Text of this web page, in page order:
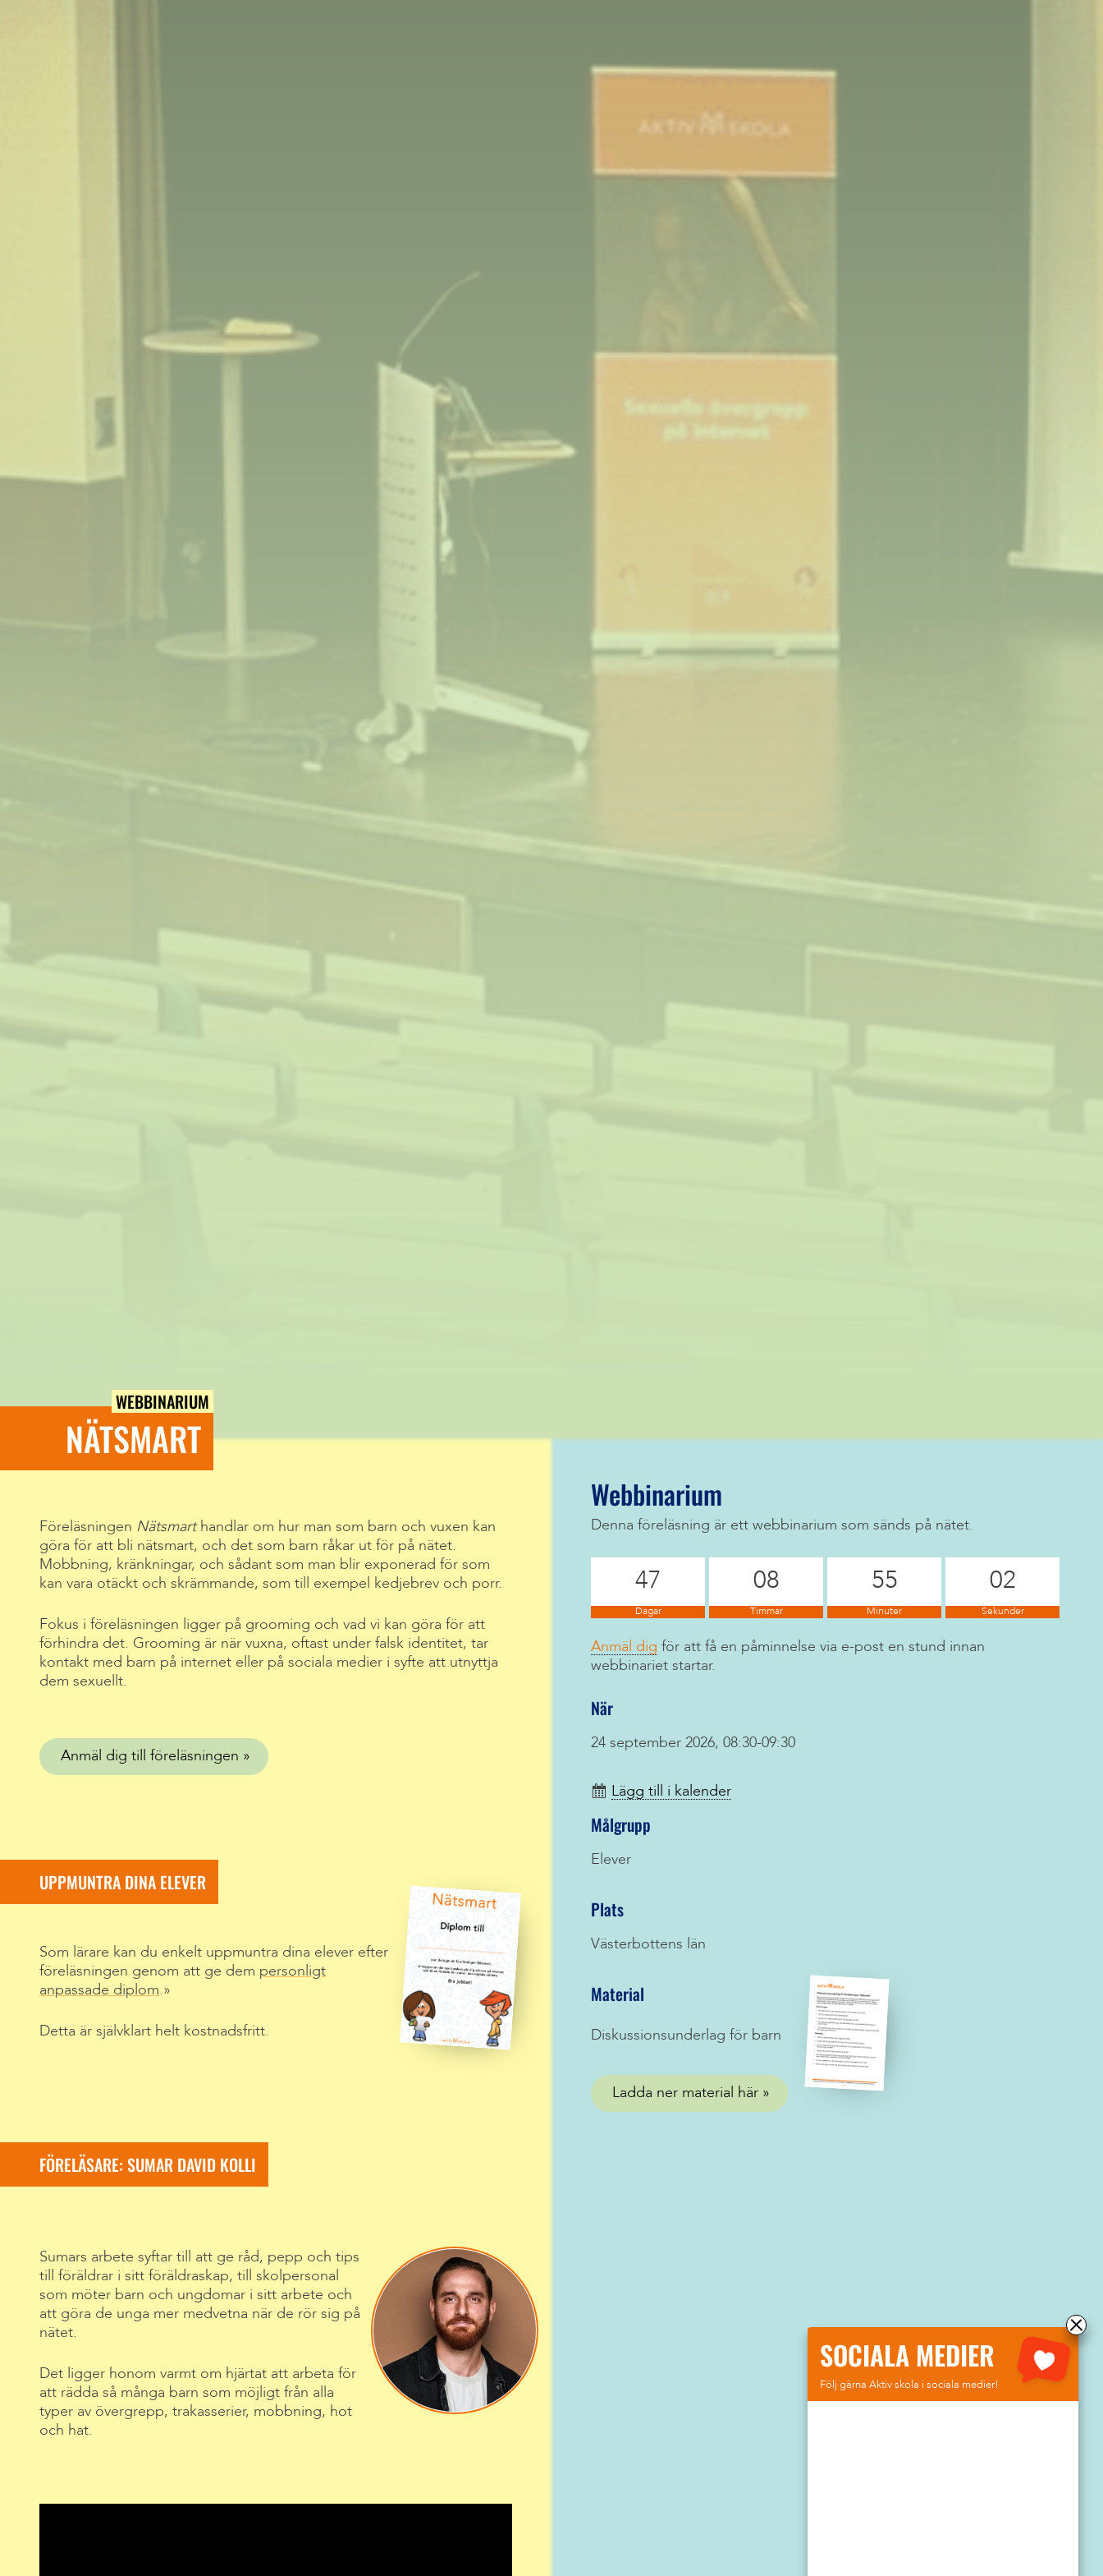
WEBBINARIUM
NÄTSMART
Föreläsningen Nätsmarthandlar om hur man som barn och vuxen kan
göra för att bli nätsmart, och det som barn råkar ut för på nätet.
Mobbning, kränkningar, och sådant som man blir exponerad för som
kan vara otäckt och skrämmande, som till exempel kedjebrev och porr.
Fokus i föreläsningen ligger på grooming och vad vi kan göra för att
förhindra det. Grooming är när vuxna, oftast under falsk identitet, tar
kontakt med barn på internet eller på sociala medier i syfte att utnyttja
dem sexuellt.
Anmäl dig till föreläsningen
UPPMUNTRA DINA ELEVER
Som lärare kan du enkelt uppmuntra dina elever efter
föreläsningen genom att ge dem personligt
anpassade diplom
Detta är självklart helt kostnadsfritt.
FÖRELÄSARE: SUMAR DAVID KOLLI
Sumars arbete syftar till att ge råd, pepp och tips
till föräldrar i sitt föräldraskap, till skolpersonal
som möter barn och ungdomar i sitt arbete och
att göra de unga mer medvetna när de rör sig på
nätet.
Det ligger honom varmt om hjärtat att arbeta för
att rädda så många barn som möjligt från alla
typer av övergrepp, trakasserier, mobbning, hot
och hat.
Webbinarium
Denna föreläsning är ett webbinarium som sänds på nätet.
47
Dagar
08
Timmar
55
Minuter
01
Sekunder
Anmäl dig för att få en påminnelse via e-post en stund innan
webbinariet startar.
När
24 september 2026, 08:30-09:30
Lägg till i kalender
Målgrupp
Elever
Plats
Västerbottens län
Material
Diskussionsunderlag för barn
Ladda ner material här
SOCIALA MEDIER
Följ gärna Aktiv skola i sociala medier!